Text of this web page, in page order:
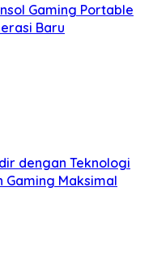
Gaming Portable
Baru
dengan Teknologi
Gaming Maksimal